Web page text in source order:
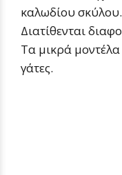
καλωδίου σκύλου.
Διατίθενται
Τα μικρά μοντέλα
γάτες.